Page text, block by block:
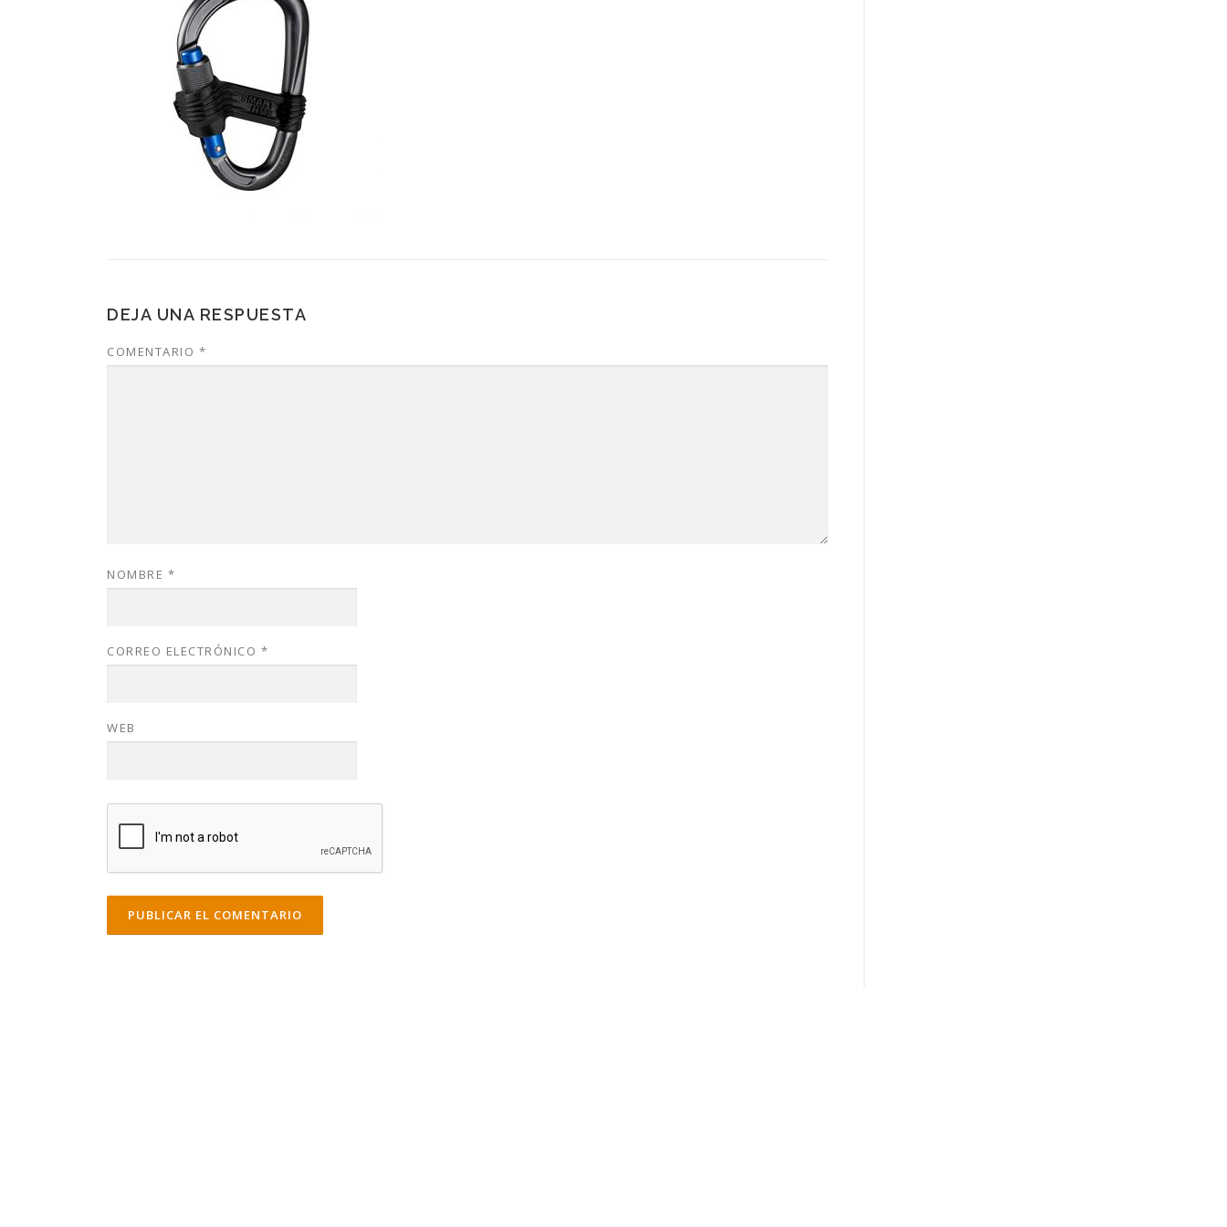
DEJA UNA RESPUESTA
COMENTARIO *
NOMBRE *
CORREO ELECTRÓNICO *
WEB